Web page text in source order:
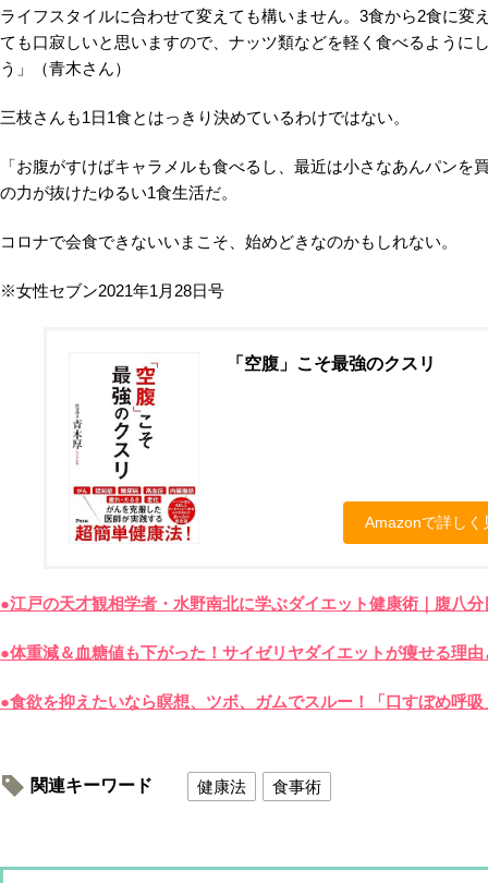
ライフスタイルに合わせて変えても構いません。3食から2食に変
ても口寂しいと思いますので、ナッツ類などを軽く食べるように
う」（青木さん）
三枝さんも1日1食とはっきり決めているわけではない。
「お腹がすけばキャラメルも食べるし、最近は小さなあんパンを
の力が抜けたゆるい1食生活だ。
コロナで会食できないいまこそ、始めどきなのかもしれない。
※女性セブン2021年1月28日号
「空腹」こそ最強のクスリ
Amazonで詳しく
●江戸の天才観相学者・水野南北に学ぶダイエット健康術｜腹八
●体重減＆血糖値も下がった！サイゼリヤダイエットが痩せる理
●食欲を抑えたいなら瞑想、ツボ、ガムでスルー！「口すぼめ呼
関連キーワード 健康法 食事術